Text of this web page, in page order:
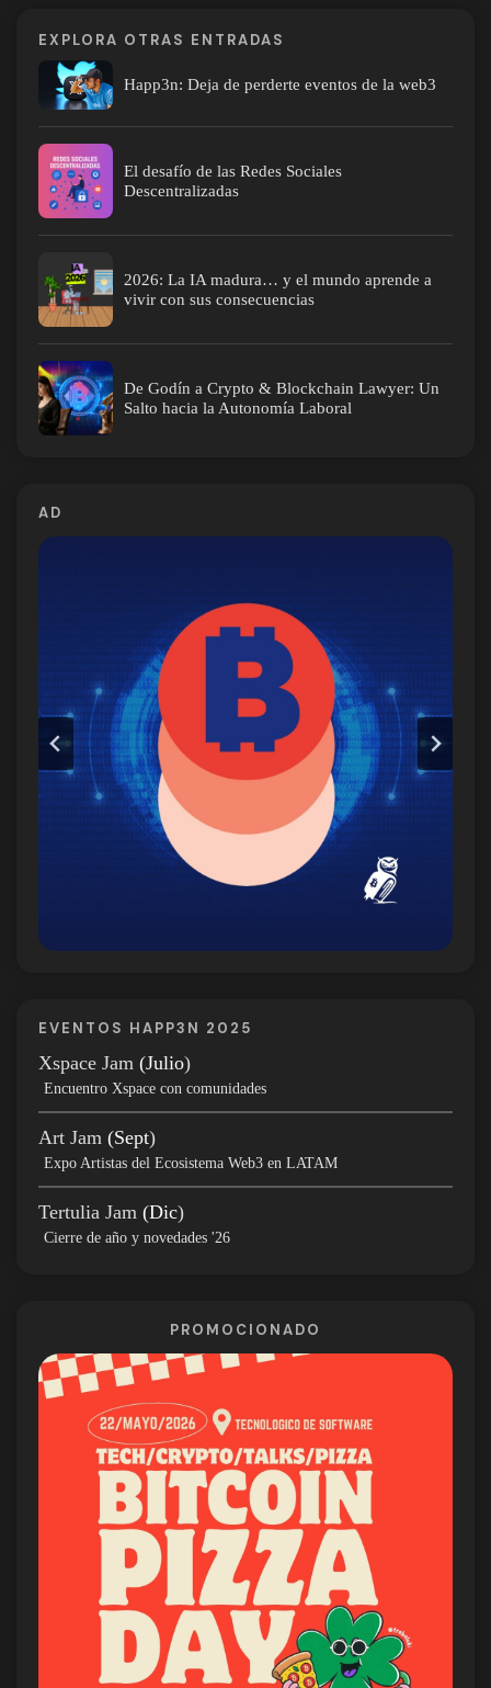
EXPLORA OTRAS ENTRADAS
Happ3n: Deja de perderte eventos de la web3
El desafío de las Redes Sociales
Descentralizadas
2026: La IA madura… y el mundo aprende a
vivir con sus consecuencias
De Godín a Crypto & Blockchain Lawyer: Un
Salto hacia la Autonomía Laboral
AD
EVENTOS HAPP3N 2025
Xspace Jam (Julio)
Encuentro Xspace con comunidades
Art Jam (Sept)
Expo Artistas del Ecosistema Web3 en LATAM
Tertulia Jam (Dic)
Cierre de año y novedades '26
PROMOCIONADO